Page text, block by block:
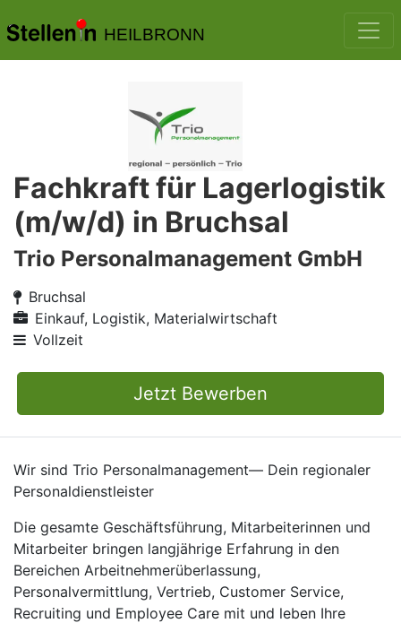
HEILBRONN
Fachkraft für Lagerlogistik
(m/w/d) in Bruchsal
Trio Personalmanagement GmbH
Bruchsal
Einkauf, Logistik, Materialwirtschaft
Vollzeit
Jetzt Bewerben
Wir sind Trio Personalmanagement— Dein regionaler
Personaldienstleister
Die gesamte Geschäftsführung, Mitarbeiterinnen und
Mitarbeiter bringen langjährige Erfahrung in den
Bereichen Arbeitnehmerüberlassung,
Personalvermittlung, Vertrieb, Customer Service,
Recruiting und Employee Care mit und leben Ihre